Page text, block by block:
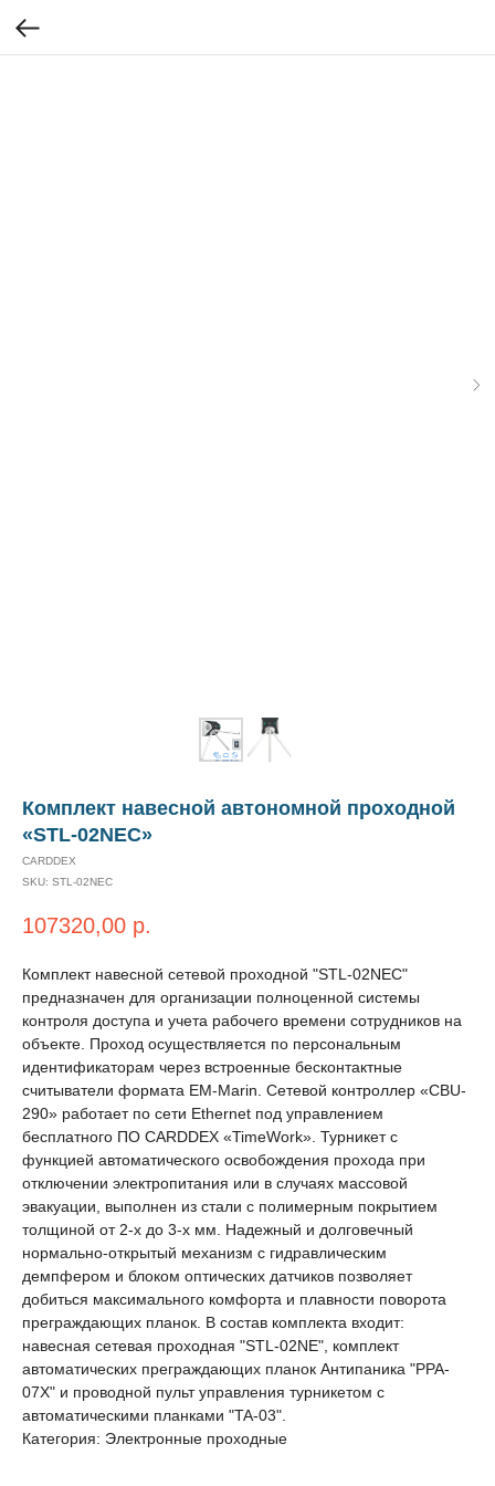
Комплект навесной автономной проходной
«STL-02NEC»
CARDDEX
SKU: STL-02NEC
107320,00 р.
Комплект навесной сетевой проходной "STL-02NEC"
предназначен для организации полноценной системы
контроля доступа и учета рабочего времени сотрудников на
объекте. Проход осуществляется по персональным
идентификаторам через встроенные бесконтактные
считыватели формата EM-Marin. Сетевой контроллер «CBU-
290» работает по сети Ethernet под управлением
бесплатного ПО CARDDEX «TimeWork». Турникет с
функцией автоматического освобождения прохода при
отключении электропитания или в случаях массовой
эвакуации, выполнен из стали с полимерным покрытием
толщиной от 2-х до 3-х мм. Надежный и долговечный
нормально-открытый механизм c гидравлическим
демпфером и блоком оптических датчиков позволяет
добиться максимального комфорта и плавности поворота
преграждающих планок. В состав комплекта входит:
навесная сетевая проходная "STL-02NE", комплект
автоматических преграждающих планок Антипаника "PPA-
07X" и проводной пульт управления турникетом с
автоматическими планками "TA-03".
Категория: Электронные проходные